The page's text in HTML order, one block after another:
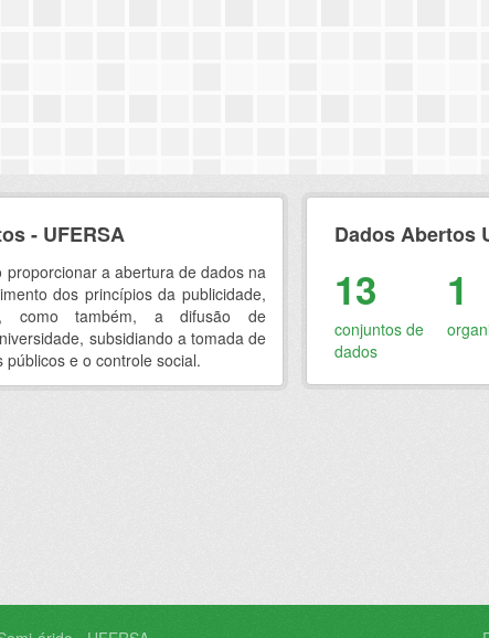
- UFERSA
proporcionar a abertura de dados na
dos princípios da publicidade,
como também, a difusão de
subsidiando a tomada de
e o controle social.
Dados Abertos
13
conjuntos de
dados
1